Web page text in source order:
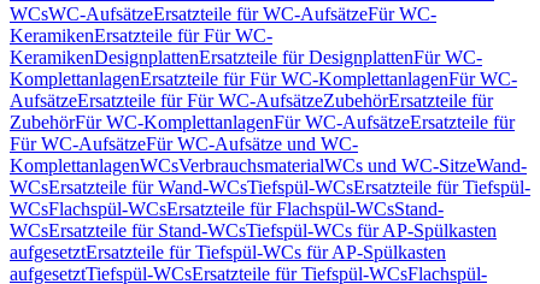
WCsWC-AufsätzeErsatzteile für WC-AufsätzeFür WC-
KeramikenErsatzteile für Für WC-
KeramikenDesignplattenErsatzteile für DesignplattenFür WC-
KomplettanlagenErsatzteile für Für WC-KomplettanlagenFür WC-
AufsätzeErsatzteile für Für WC-AufsätzeZubehörErsatzteile für
ZubehörFür WC-KomplettanlagenFür WC-AufsätzeErsatzteile für
Für WC-AufsätzeFür WC-Aufsätze und WC-
KomplettanlagenWCsVerbrauchsmaterialWCs und WC-SitzeWand-
WCsErsatzteile für Wand-WCsTiefspül-WCsErsatzteile für Tiefspül-
WCsFlachspül-WCsErsatzteile für Flachspül-WCsStand-
WCsErsatzteile für Stand-WCsTiefspül-WCs für AP-Spülkasten
aufgesetztErsatzteile für Tiefspül-WCs für AP-Spülkasten
aufgesetztTiefspül-WCsErsatzteile für Tiefspül-WCsFlachspül-